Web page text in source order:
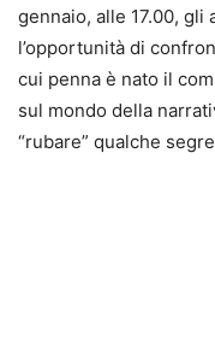
gennaio, alle 17.00,
l’opportunità di
cui penna è nato il
sul mondo della
“rubare” qualche